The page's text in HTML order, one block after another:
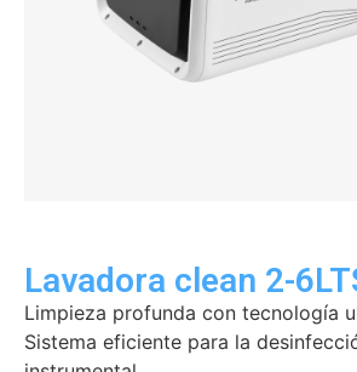
Lavadora clean 2-
Limpieza profunda con tecnología
Sistema eficiente para la